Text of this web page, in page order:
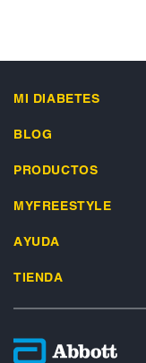
MI DIABETES
BLOG
PRODUCTOS
MYFREESTYLE
AYUDA
TIENDA